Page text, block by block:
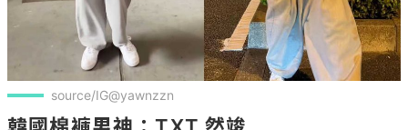
source/IG@yawnzzn